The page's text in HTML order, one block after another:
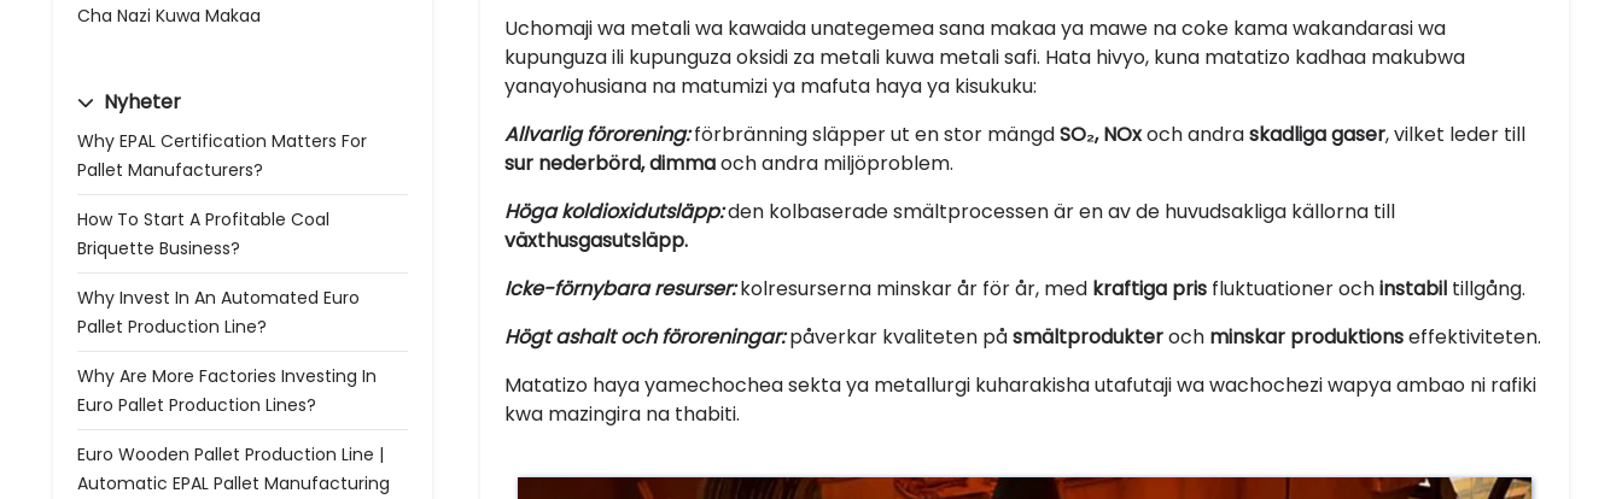
Cha Nazi Kuwa Makaa
Nyheter
Why EPAL Certification Matters For
Pallet Manufacturers?
How To Start A Profitable Coal
Briquette Business?
Why Invest In An Automated Euro
Pallet Production Line?
Why Are More Factories Investing In
Euro Pallet Production Lines?
Euro Wooden Pallet Production Line |
Automatic EPAL Pallet Manufacturing
Uchomaji wa metali wa kawaida unategemea sana makaa ya mawe na coke kama wakandarasi wa
kupunguza ili kupunguza oksidi za metali kuwa metali safi. Hata hivyo, kuna matatizo kadhaa makubwa
yanayohusiana na matumizi ya mafuta haya ya kisukuku:
Allvarlig förorening: förbränning släpper ut en stor mängdSO₂, NOxoch andraskadliga gaser, vilket leder till
sur nederbörd, dimmaoch andra miljöproblem.
Höga koldioxidutsläpp:den kolbaserade smältprocessen är en av de huvudsakliga källorna till
växthusgasutsläpp.
Icke-förnybara resurser:kolresurserna minskar år för år, med kraftiga pris fluktuationer ochinstabil tillgång.
Högt ashalt och föroreningar:påverkar kvaliteten påsmältprodukteroch minskar produktionseffektiviteten.
Matatizo haya yamechochea sekta ya metallurgi kuharakisha utafutaji wa wachochezi wapya ambao ni rafiki
kwa mazingira na thabiti.